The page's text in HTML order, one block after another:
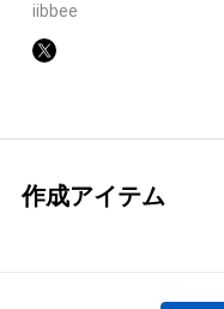
iibbee
作成アイテム